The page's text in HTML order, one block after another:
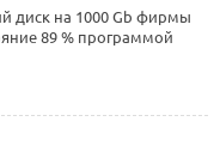
диск на 1000 Gb фирмы
89 % программой